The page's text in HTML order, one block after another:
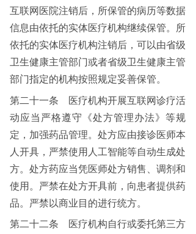
互联网医院注销后，所保管的病历等数据
信息由依托的实体医疗机构继续保管。所
依托的实体医疗机构注销后，可以由省级
卫生健康主管部门或者省级卫生健康主管
部门指定的机构按照规定妥善保管。
第二十一条 医疗机构开展互联网诊疗活
动应当严格遵守《处方管理办法》等规
定，加强药品管理。处方应由接诊医师本
人开具，严禁使用人工智能等自动生成处
方。处方药应当凭医师处方销售、调剂和
使用。严禁在处方开具前，向患者提供药
品。严禁以商业目的进行统方。
第二十二条 医疗机构自行或委托第三方